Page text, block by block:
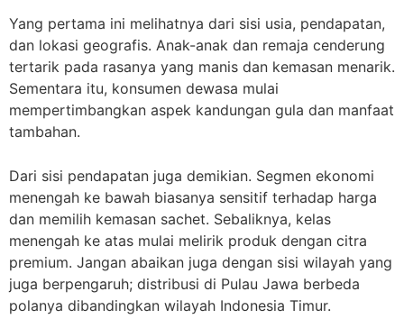
Yang pertama ini melihatnya dari sisi usia, pendapatan,
dan lokasi geografis. Anak-anak dan remaja cenderung
tertarik pada rasanya yang manis dan kemasan menarik.
Sementara itu, konsumen dewasa mulai
mempertimbangkan aspek kandungan gula dan manfaat
tambahan.
Dari sisi pendapatan juga demikian. Segmen ekonomi
menengah ke bawah biasanya sensitif terhadap harga
dan memilih kemasan sachet. Sebaliknya, kelas
menengah ke atas mulai melirik produk dengan citra
premium. Jangan abaikan juga dengan sisi wilayah yang
juga berpengaruh; distribusi di Pulau Jawa berbeda
polanya dibandingkan wilayah Indonesia Timur.